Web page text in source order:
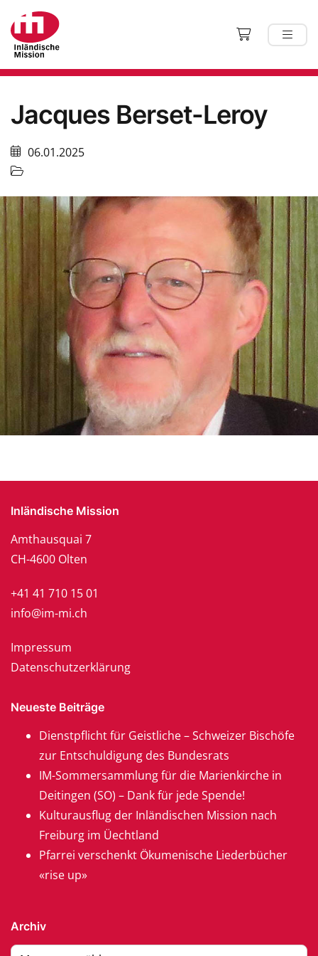
Jacques Berset-Leroy
06.01.2025
Inländische Mission
Amthausquai 7
CH-4600 Olten
+41 41 710 15 01
info@im-mi.ch
Impressum
Datenschutzerklärung
Neueste Beiträge
Dienstpflicht für Geistliche – Schweizer Bischöfe
zur Entschuldigung des Bundesrats
IM-Sommersammlung für die Marienkirche in
Deitingen (SO) – Dank für jede Spende!
Kulturausflug der Inländischen Mission nach
Freiburg im Üechtland
Pfarrei verschenkt Ökumenische Liederbücher
«rise up»
Archiv
Archiv